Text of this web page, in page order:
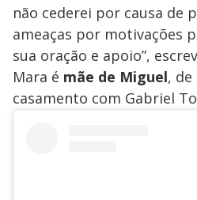
não cederei por causa de
ameaças por motivações
sua oração e apoio”,
Mara é mãe de Miguel, de
casamento com Gabriel